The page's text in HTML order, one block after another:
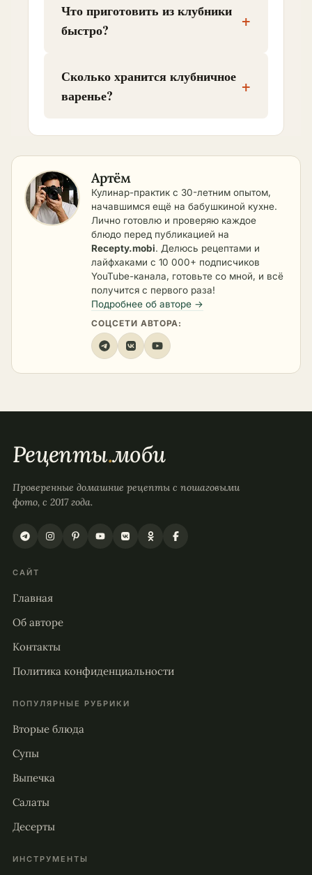
Что приготовить из клубники
быстро?
+
Сколько хранится клубничное
варенье?
+
Артём
Кулинар-практик с 30-летним опытом,
начавшимся ещё на бабушкиной кухне.
Лично готовлю и проверяю каждое
блюдо перед публикацией на
Recepty.mobi. Делюсь рецептами и
лайфхаками с 10 000+ подписчиков
YouTube-канала, готовьте со мной, и всё
получится с первого раза!
Подробнее об авторе →
СОЦСЕТИ АВТОРА:
Рецепты.моби
Проверенные домашние рецепты с пошаговыми
фото, с 2017 года.
САЙТ
Главная
Об авторе
Контакты
Политика конфиденциальности
ПОПУЛЯРНЫЕ РУБРИКИ
Вторые блюда
Супы
Выпечка
Салаты
Десерты
ИНСТРУМЕНТЫ